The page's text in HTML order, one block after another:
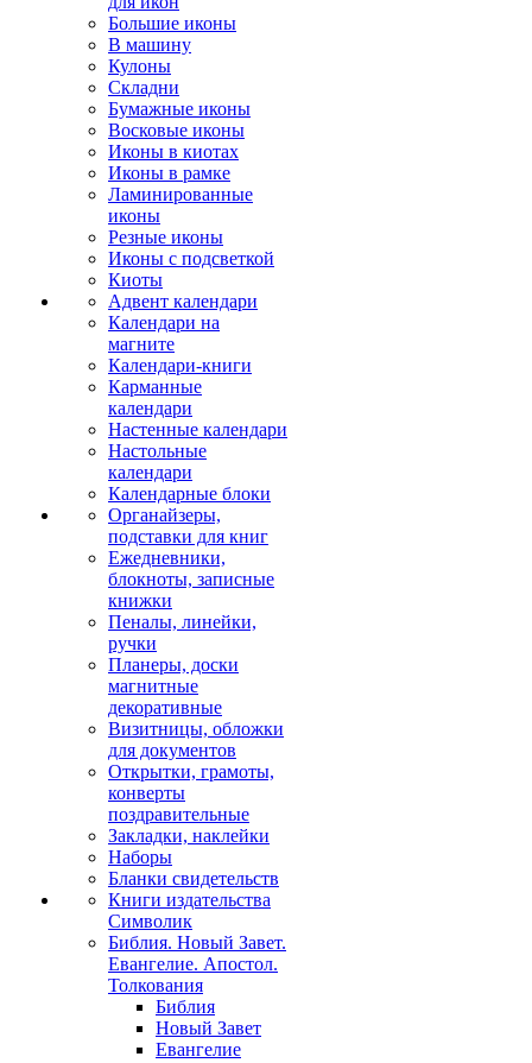
Большие иконы
В машину
Кулоны
Складни
Бумажные иконы
Восковые иконы
Иконы в киотах
Иконы в рамке
Ламинированные
иконы
Резные иконы
Иконы с подсветкой
Киоты
Адвент календари
Календари на
магните
Календари-книги
Карманные
календари
Настенные календари
Настольные
календари
Календарные блоки
Органайзеры,
подставки для книг
Ежедневники,
блокноты, записные
книжки
Пеналы, линейки,
ручки
Планеры, доски
магнитные
декоративные
Визитницы, обложки
для документов
Открытки, грамоты,
конверты
поздравительные
Закладки, наклейки
Наборы
Бланки свидетельств
Книги издательства
Символик
Библия. Новый Завет.
Евангелие. Апостол.
Толкования
Библия
Новый Завет
Евангелие